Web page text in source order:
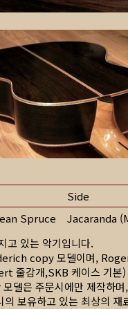
Side
Spruce
Jacaranda
고 있는 악기입니다.
copy 모델이며,
줄감개,SKB 케이스 기본)
델은 주문시에만 제작하며,
의 보유하고 있는 최상의 재